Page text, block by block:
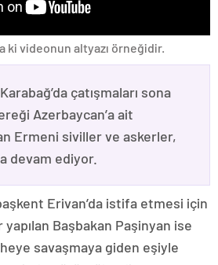
ki videonun altyazı örneğidir.
çatışmaları sona
Azerbaycan’a ait
Ermeni siviller ve askerler,
devam ediyor.
Erivan’da istifa etmesi için
Başbakan Paşinyan ise
savaşmaya giden eşiyle